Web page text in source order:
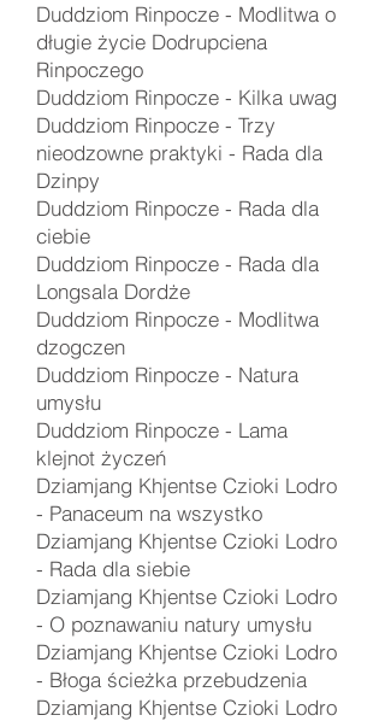
Duddziom Rinpocze - Modlitwa o
długie życie Dodrupciena
Rinpoczego
Duddziom Rinpocze - Kilka uwag
Duddziom Rinpocze - Trzy
nieodzowne praktyki - Rada dla
Dzinpy
Duddziom Rinpocze - Rada dla
ciebie
Duddziom Rinpocze - Rada dla
Longsala Dordże
Duddziom Rinpocze - Modlitwa
dzogczen
Duddziom Rinpocze - Natura
umysłu
Duddziom Rinpocze - Lama
klejnot życzeń
Dziamjang Khjentse Czioki Lodro
- Panaceum na wszystko
Dziamjang Khjentse Czioki Lodro
- Rada dla siebie
Dziamjang Khjentse Czioki Lodro
- O poznawaniu natury umysłu
Dziamjang Khjentse Czioki Lodro
- Błoga ścieżka przebudzenia
Dziamjang Khjentse Czioki Lodro